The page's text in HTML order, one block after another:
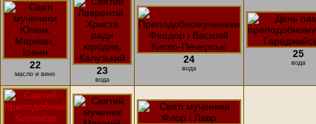
22
масло и вино 23
вода
24
вода
25
вода